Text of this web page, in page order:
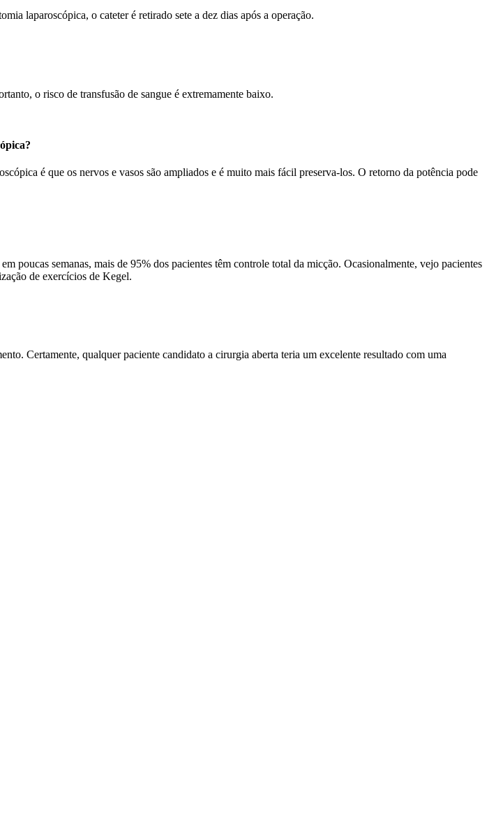
laparoscópica, o cateter é retirado sete a dez dias após a operação.
o risco de transfusão de sangue é extremamente baixo.
é que os nervos e vasos são ampliados e é muito mais fácil preserva-los. O retorno da potência pode
poucas semanas, mais de 95% dos pacientes têm controle total da micção. Ocasionalmente, vejo pacientes
de exercícios de Kegel.
Certamente, qualquer paciente candidato a cirurgia aberta teria um excelente resultado com uma